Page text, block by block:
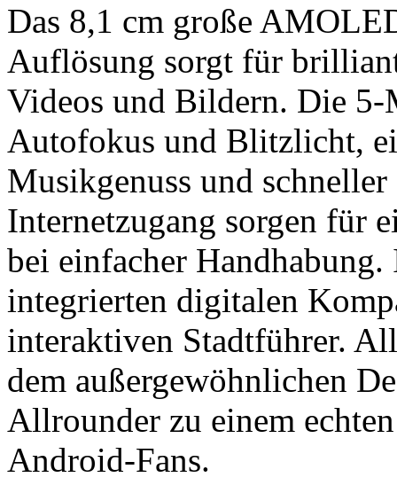
Das 8,1 cm große
Auflösung sorgt für
Videos und Bildern. Die
Autofokus und Blitzlicht,
Musikgenuss und
Internetzugang sorgen für
bei einfacher
integrierten digitalen
interaktiven Stadtführer.
dem außergewöhnlichen
Allrounder zu einem
Android-Fans.